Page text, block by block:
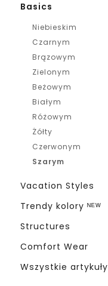
Basics
Niebieskim
Czarnym
Brązowym
Zielonym
Beżowym
Białym
Różowym
Żółty
Czerwonym
Szarym
Vacation Styles
Trendy kolory ᴺᴱᵂ
Structures
Comfort Wear
Wszystkie artykuły